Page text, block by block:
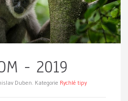
- 2019
Duben. Kategorie Rychlé tipy